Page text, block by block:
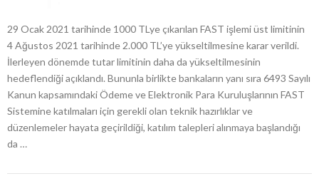
29 Ocak 2021 tarihinde 1000 TLye çıkarılan FAST işlemi üst limitinin
4 Ağustos 2021 tarihinde 2.000 TL’ye yükseltilmesine karar verildi.
İlerleyen dönemde tutar limitinin daha da yükseltilmesinin
hedeflendiği açıklandı. Bununla birlikte bankaların yanı sıra 6493 Sayılı
Kanun kapsamındaki Ödeme ve Elektronik Para Kuruluşlarının FAST
Sistemine katılmaları için gerekli olan teknik hazırlıklar ve
düzenlemeler hayata geçirildiği, katılım talepleri alınmaya başlandığı
da …